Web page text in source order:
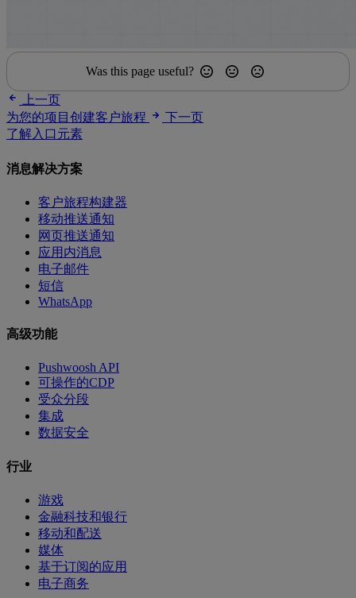
Was this page useful?
上一页
为您的项目创建客户旅程
下一页
了解入口元素
消息解决方案
客户旅程构建器
移动推送通知
网页推送通知
应用内消息
电子邮件
短信
WhatsApp
高级功能
Pushwoosh API
可操作的CDP
受众分段
集成
数据安全
行业
游戏
金融科技和银行
移动和配送
媒体
基于订阅的应用
电子商务